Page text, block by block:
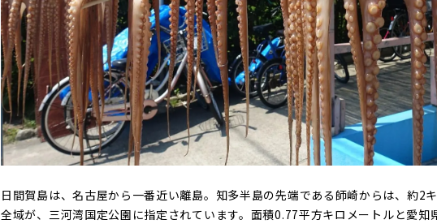
日間賀島は、名古屋から一番近い離島。知多半島の先端である師崎からは、約2
全域が、三河湾国定公園に指定されています。面積0.77平方キロメートルと愛知